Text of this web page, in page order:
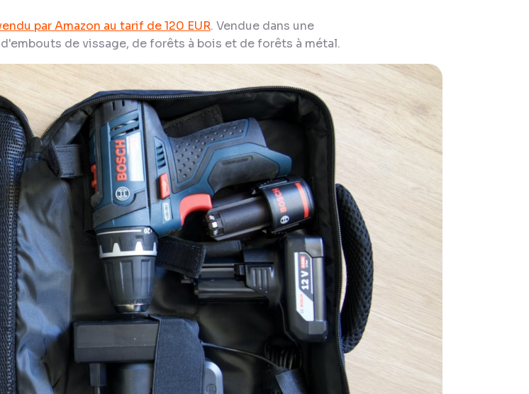
par Amazon au tarif de 120 EUR. Vendue dans une
de vissage, de forêts à bois et de forêts à métal.